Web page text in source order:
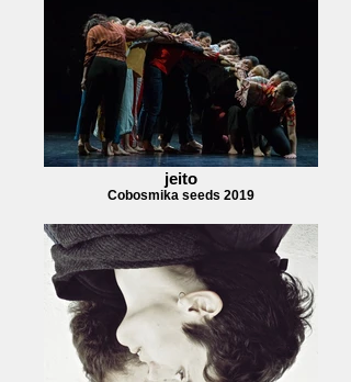
jeito
Cobosmika seeds 2019